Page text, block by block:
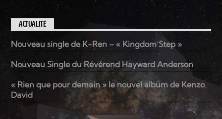
ACTUALITÉ
Nouveau single de K-Ren – « Kingdom Step »
Nouveau Single du Révérend Hayward Anderson
« Rien que pour demain » le nouvel album de Kenzo
David